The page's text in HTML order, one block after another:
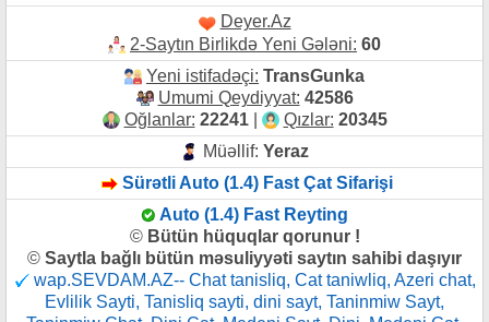
Deyer.Az
2-Saytın Birlikdə Yeni Gələni: 60
Yeni istifadəçi: TransGunka
Umumi Qeydiyyat: 42586
Oğlanlar: 22241| Qızlar: 20345
Müəllif: Yeraz
Sürətli Auto (1.4) Fast Çat Sifarişi
Auto (1.4) Fast Reyting
© Bütün hüquqlar qorunur !
© Saytla bağlı bütün məsuliyyəti saytın sahibi daşıyır
wap.SEVDAM.AZ-- Chat tanisliq, Cat taniwliq, Azeri chat,
Evlilik Sayti, Tanisliq sayti, dini sayt, Taninmiw Sayt,